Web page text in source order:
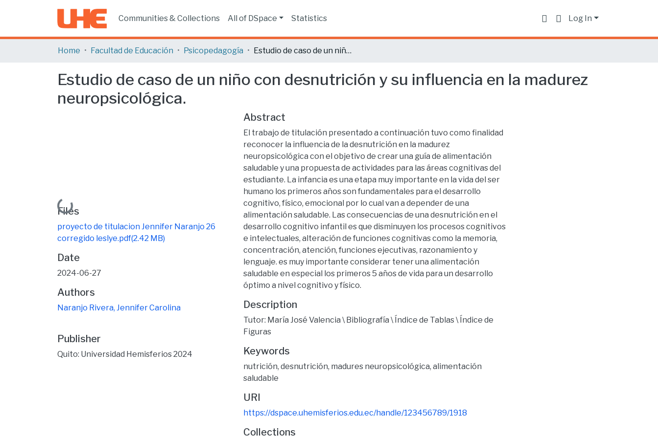
Communities & Collections All of DSpace Statistics Log In
Home Facultad de Educación Psicopedagogía Estudio de caso de un niño con desnutrición y su influencia en la madurez neuropsicológica.
Estudio de caso de un niño con desnutrición y su influencia en la madurez
neuropsicológica.
Loading...
Files
proyecto de titulacion Jennifer Naranjo 26
corregido leslye.pdf(2.42 MB)
Date
2024-06-27
Authors
Naranjo Rivera, Jennifer Carolina
Publisher
Quito: Universidad Hemisferios 2024
Abstract
El trabajo de titulación presentado a continuación tuvo como finalidad
reconocer la influencia de la desnutrición en la madurez
neuropsicológica con el objetivo de crear una guía de alimentación
saludable y una propuesta de actividades para las áreas cognitivas del
estudiante. La infancia es una etapa muy importante en la vida del ser
humano los primeros años son fundamentales para el desarrollo
cognitivo, físico, emocional por lo cual van a depender de una
alimentación saludable. Las consecuencias de una desnutrición en el
desarrollo cognitivo infantil es que disminuyen los procesos cognitivos
e intelectuales, alteración de funciones cognitivas como la memoria,
concentración, atención, funciones ejecutivas, razonamiento y
lenguaje. es muy importante considerar tener una alimentación
saludable en especial los primeros 5 años de vida para un desarrollo
óptimo a nivel cognitivo y físico.
Description
Tutor: María José Valencia \ Bibliografía \ Índice de Tablas \ Índice de
Figuras
Keywords
nutrición, desnutrición, madures neuropsicológica, alimentación
saludable
URI
https://dspace.uhemisferios.edu.ec/handle/123456789/1918
Collections